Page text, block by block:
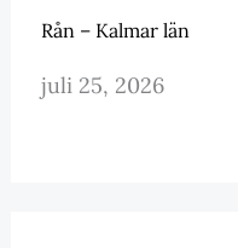
Rån – Kalmar län
juli 25, 2026